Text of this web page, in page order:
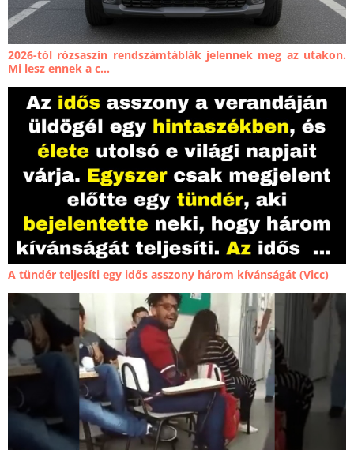
2026-tól rózsaszín rendszámtáblák jelennek meg az utakon.
Mi lesz ennek a c...
A tündér teljesíti egy idős asszony három kívánságát (Vicc)